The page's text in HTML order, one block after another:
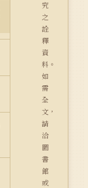
究
之
詮
釋
資
料。
如
需
全
文，
請
洽
圖
書
館
或